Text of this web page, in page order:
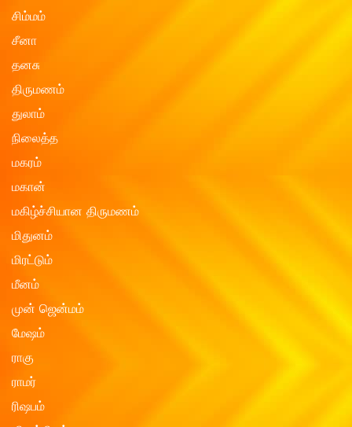
சிம்மம்
சீனா
தனசு
திருமணம்
துலாம்
நிலைத்த
மகரம்
மகான்
மகிழ்ச்சியான திருமணம்
மிதுனம்
மிரட்டும்
மீனம்
முன் ஜென்மம்
மேஷம்
ராகு
ராமர்
ரிஷபம்